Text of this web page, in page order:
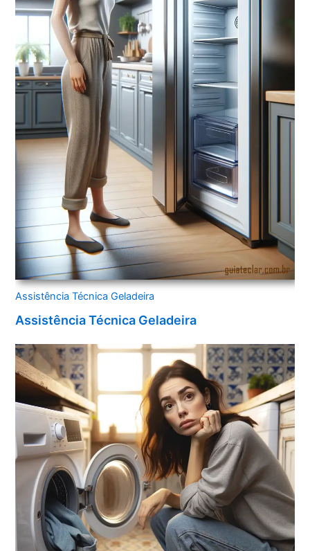
Assistência Técnica Geladeira
Assistência Técnica Geladeira